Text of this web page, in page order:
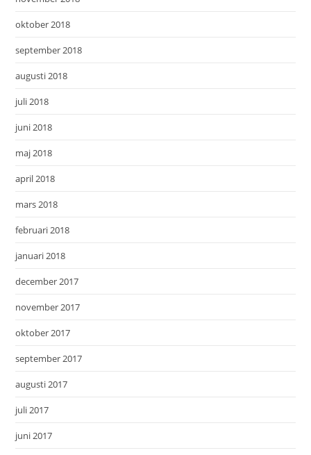
oktober 2018
september 2018
augusti 2018
juli 2018
juni 2018
maj 2018
april 2018
mars 2018
februari 2018
januari 2018
december 2017
november 2017
oktober 2017
september 2017
augusti 2017
juli 2017
juni 2017